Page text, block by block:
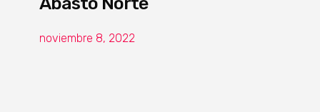
noviembre 8, 2022